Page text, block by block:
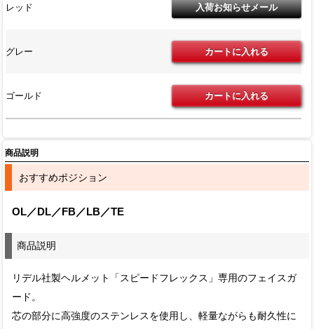
レッド
グレー
ゴールド
商品説明
おすすめポジション
OL／DL／FB／LB／TE
商品説明
リデル社製ヘルメット「スピードフレックス」専用のフェイスガ
ード。
芯の部分に高強度のステンレスを使用し、軽量ながらも耐久性に